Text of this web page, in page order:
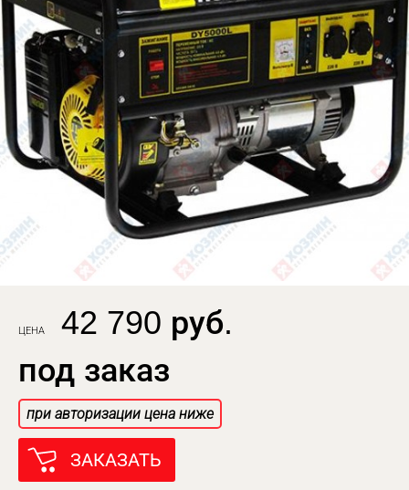
ЦЕНА
42 790 руб.
под заказ
при авторизации цена ниже
ЗАКАЗАТЬ